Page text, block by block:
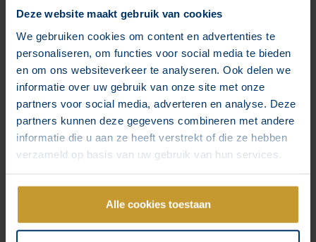
Deze website maakt gebruik van cookies
We gebruiken cookies om content en advertenties te
personaliseren, om functies voor social media te bieden
en om ons websiteverkeer te analyseren. Ook delen we
informatie over uw gebruik van onze site met onze
partners voor social media, adverteren en analyse. Deze
partners kunnen deze gegevens combineren met andere
informatie die u aan ze heeft verstrekt of die ze hebben
verzameld op basis van uw gebruik van hun services.
Alle cookies toestaan
zijn gekomen of dat jullie relatie een jaar geleden is
begonnen. Ook dat kan je met de klanten doen. Een
korte mail met een cadeautje op de dag dat iemand
een jaar geleden klant is geworden of meerdere jaren
geleden. Hoe tof is dat? Daar gaat je klant echt
verbaasd van zijn en verbazing werkt in dit geval dan
weer positief. Duurt het te lang voordat iemand een
jaar klant is? Dan kan het ook voor de 5de of 10de
bestelling van een klant dat je er even bij stil staat en
een feestelijke email stuurt.
3) Win-back campagne
om klanten meer aan je te binden en dat is op het